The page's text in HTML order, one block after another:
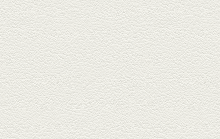
馬肉しゃぶしゃぶ
籠町通り『熊本郷土料理 酒ト肴
もなか』で熊本県産の馬肉料理
を！...
2025年10月17日放送
ヒレ焼き＆牛ひれ肉汁カ
レー
武蔵小路で人気の『ヒレ肉じゅ
んちゃん』へ。『銀ハイ』で乾
杯！ブ...
2025年9月26日放送
フォンダンエッグ＆二郎
系にんにくパスタ